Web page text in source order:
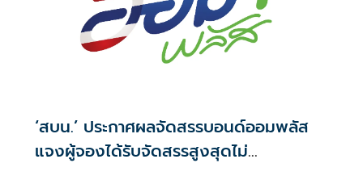
‘สบน.’ ประกาศผลจัดสรรบอนด์ออมพลัส
แจงผู้จองได้รับจัดสรรสูงสุดไม่